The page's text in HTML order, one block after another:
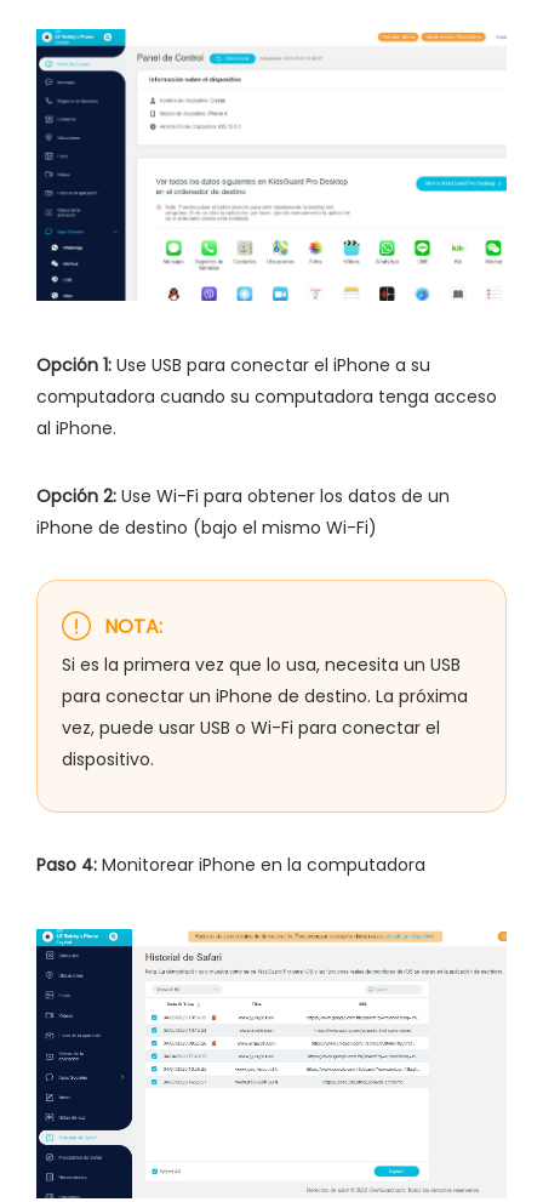
Opción 1: Use USB para conectar el iPhone a su
computadora cuando su computadora tenga acceso
al iPhone.
Opción 2: Use Wi-Fi para obtener los datos de un
iPhone de destino (bajo el mismo Wi-Fi)
NOTA:
Si es la primera vez que lo usa, necesita un USB
para conectar un iPhone de destino. La próxima
vez, puede usar USB o Wi-Fi para conectar el
dispositivo.
Paso 4: Monitorear iPhone en la computadora